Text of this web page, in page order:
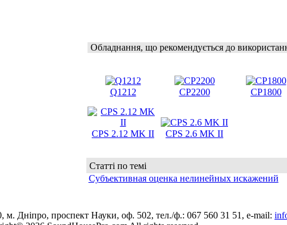
Обладнання, що рекомендується до
Q1212 CP2200 CP1800
CPS 2.12 MK II CPS 2.6 MK II
Статті по темі
Субъективная оценка нелинейных искажений
м. Дніпро, проспект Науки, оф. 502, тел./ф.: 067 560 31 51, e-mail: